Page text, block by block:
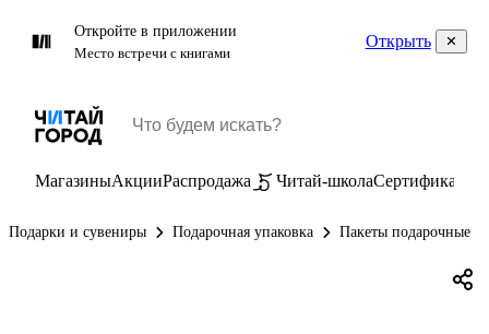
Откройте в приложении
Место встречи с книгами
Открыть
МагазиныАкцииРаспродажа Читай-школаСертификаты
Подарки и сувениры Подарочная упаковка Пакеты подарочные